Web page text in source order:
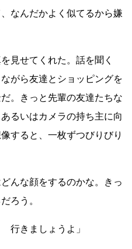
なんだかよく似てるから嫌
見せてくれた。話を聞く
がら友達とショッピングを
。きっと先輩の友達たちな
るいはカメラの持ち主に向
すると、一枚ずつびりびり
んな顔をするのかな。きっ
ろう。
行きましょうよ」